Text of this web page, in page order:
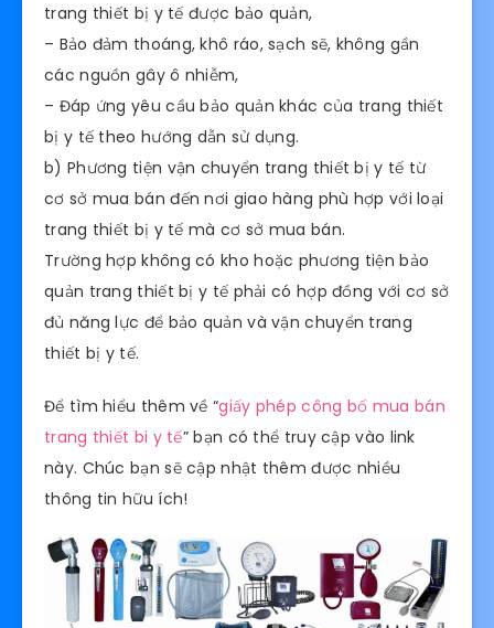
trang thiết bị y tế được bảo quản,
– Bảo đảm thoáng, khô ráo, sạch sẽ, không gần
các nguồn gây ô nhiễm,
– Đáp ứng yêu cầu bảo quản khác của trang thiết
bị y tế theo hướng dẫn sử dụng.
b) Phương tiện vận chuyển trang thiết bị y tế từ
cơ sở mua bán đến nơi giao hàng phù hợp với loại
trang thiết bị y tế mà cơ sở mua bán.
Trường hợp không có kho hoặc phương tiện bảo
quản trang thiết bị y tế phải có hợp đồng với cơ sở
đủ năng lực để bảo quản và vận chuyển trang
thiết bị y tế.
Để tìm hiểu thêm về “giấy phép công bố mua bán
trang thiết bi y tế” bạn có thể truy cập vào link
này. Chúc bạn sẽ cập nhật thêm được nhiều
thông tin hữu ích!